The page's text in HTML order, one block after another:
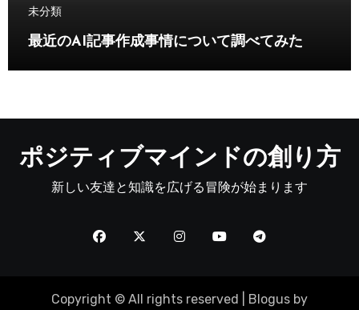
未分類
最近のAI記事作成事情について調べてみた
ポジティブマインドの創り方
新しい友達と知識を広げる冒険が始まります
Copyright © All rights reserved Blogus by